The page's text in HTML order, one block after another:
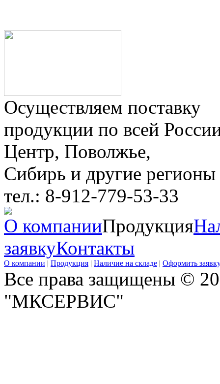
Осуществляем поставку
продукции по всей
Центр, Поволжье,
Сибирь и другие регионы
тел.: 8-912-779-53-33
О компанииПродукция
заявкуКонтакты
О компании | Продукция | Наличие на складе | Оформить
Все права защищены ©
"МКСЕРВИС"